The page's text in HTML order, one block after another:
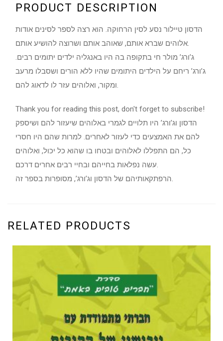
PRODUCT DESCRIPTION
הדסון טיילור נסע לסין הרחוקה. הוא רצה לספר לסינים אודות
אלוהים שברא אותם, שאוהב אותם ושרוצה להושיע אותם.
ג’ורג’ מולר חי בתקופה בה היו באנגליה ילדים יתומים רבים.
ג’ורג’ ריחם על הילדים היתומים שהיו ללא הורים ושסבלו מרעב
ומקור, ואלוהים עזר לו לדאוג להם.
Thank you for reading this post, don't forget to subscribe!
הדסון וג’ורג’ היו תלויים לגמרי באלוהים שיעזור להם ושיספק
להם את האמצעים כדי לעזור לאחרים. למרות שהם היו חסרי
כל, הם התפללו לאלוהים ובטחו בו שהוא כל יכול, ואלוהים
עשה נפלאות בחייהם ובחיי רבים אחרים דרכם.
הרפתקאותיהם של הדסון וג’ורג’, מסופרות בספר זה.
RELATED PRODUCTS